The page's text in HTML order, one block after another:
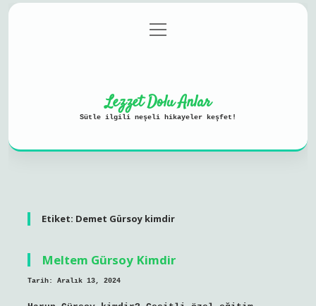
Gizlilik Politikası
menüyü
aç
Lezzet Dolu Anlar
Sütle ilgili neşeli hikayeler keşfet!
Etiket: Demet Gürsoy kimdir
Meltem Gürsoy Kimdir
Tarih: Aralık 13, 2024